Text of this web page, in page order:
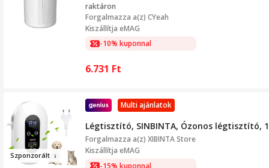
raktáron
Forgalmazza a(z) CYeah
Kiszállítja eMAG
-10% kuponnal
6.731 Ft
Szponzorált
Multi ajánlatok
Légtisztító, SINBINTA, Ózonos légtisztító,
Forgalmazza a(z) XIBINTA Store
Kiszállítja eMAG
-15% kuponnal